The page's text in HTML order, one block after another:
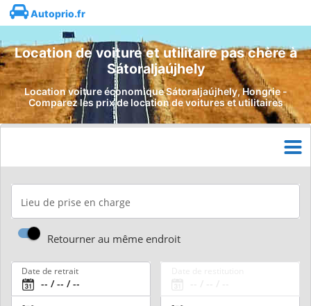
Autoprio.fr
Location de voiture et utilitaire pas chère à
Sátoraljaújhely
Location voiture économique Sátoraljaújhely, Hongrie -
Comparez les prix de location de voitures et utilitaires
Lieu de prise en charge
Retourner au même endroit
Date de retrait